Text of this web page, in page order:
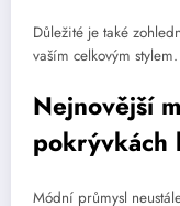
Důležité je také
vaším celkovým stylem.
Nejnovější
pokrývkách
Módní průmysl